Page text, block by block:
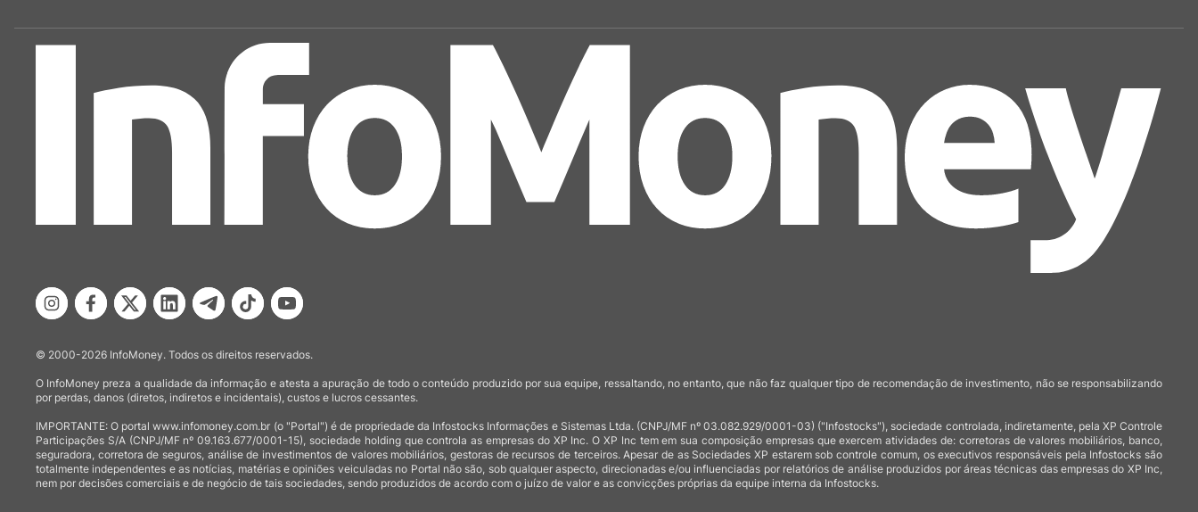
© 2000-2026 InfoMoney. Todos os direitos reservados.
O InfoMoney preza a qualidade da informação e atesta a apuração de todo o conteúdo produzido por sua equipe, ressaltando, no entanto, que não faz qualquer tipo de recomendação de investimento, não se responsabilizando
por perdas, danos (diretos, indiretos e incidentais), custos e lucros cessantes.
IMPORTANTE: O portal www.infomoney.com.br (o "Portal") é de propriedade da Infostocks Informações e Sistemas Ltda. (CNPJ/MF nº 03.082.929/0001-03) ("Infostocks"), sociedade controlada, indiretamente, pela XP Controle
Participações S/A (CNPJ/MF nº 09.163.677/0001-15), sociedade holding que controla as empresas do XP Inc. O XP Inc tem em sua composição empresas que exercem atividades de: corretoras de valores mobiliários, banco,
seguradora, corretora de seguros, análise de investimentos de valores mobiliários, gestoras de recursos de terceiros. Apesar de as Sociedades XP estarem sob controle comum, os executivos responsáveis pela Infostocks são
totalmente independentes e as notícias, matérias e opiniões veiculadas no Portal não são, sob qualquer aspecto, direcionadas e/ou influenciadas por relatórios de análise produzidos por áreas técnicas das empresas do XP Inc,
nem por decisões comerciais e de negócio de tais sociedades, sendo produzidos de acordo com o juízo de valor e as convicções próprias da equipe interna da Infostocks.